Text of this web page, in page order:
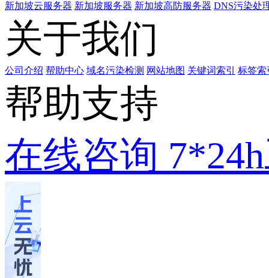
新加坡云服务器 新加坡服务器 新加坡高防服务器 DNS污染处
关于我们
公司介绍 帮助中心 域名污染检测 网站地图 关键词索引 标签索
帮助支持
在线咨询